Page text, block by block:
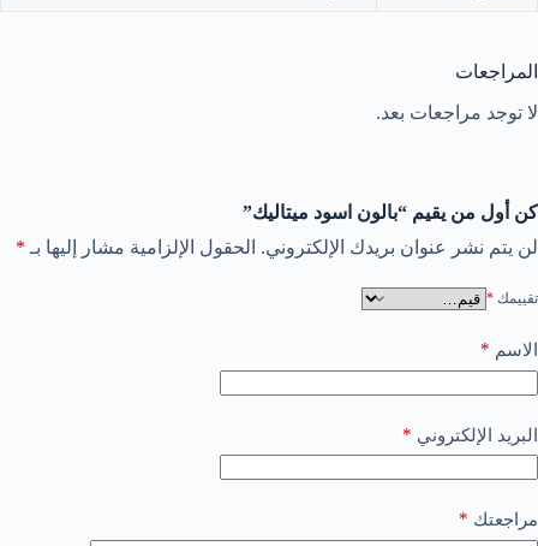
المراجعات
لا توجد مراجعات بعد.
كن أول من يقيم “بالون اسود ميتاليك”
لن يتم نشر عنوان بريدك الإلكتروني. الحقول الإلزامية مشار إليها بـ *
تقييمك *
الاسم *
البريد الإلكتروني *
مراجعتك *